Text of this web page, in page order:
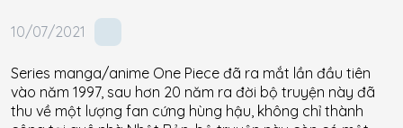
10/07/2021
Series manga/anime One Piece đã ra mắt lần đầu tiên
vào năm 1997, sau hơn 20 năm ra đời bộ truyện này đã
thu về một lượng fan cứng hùng hậu, không chỉ thành